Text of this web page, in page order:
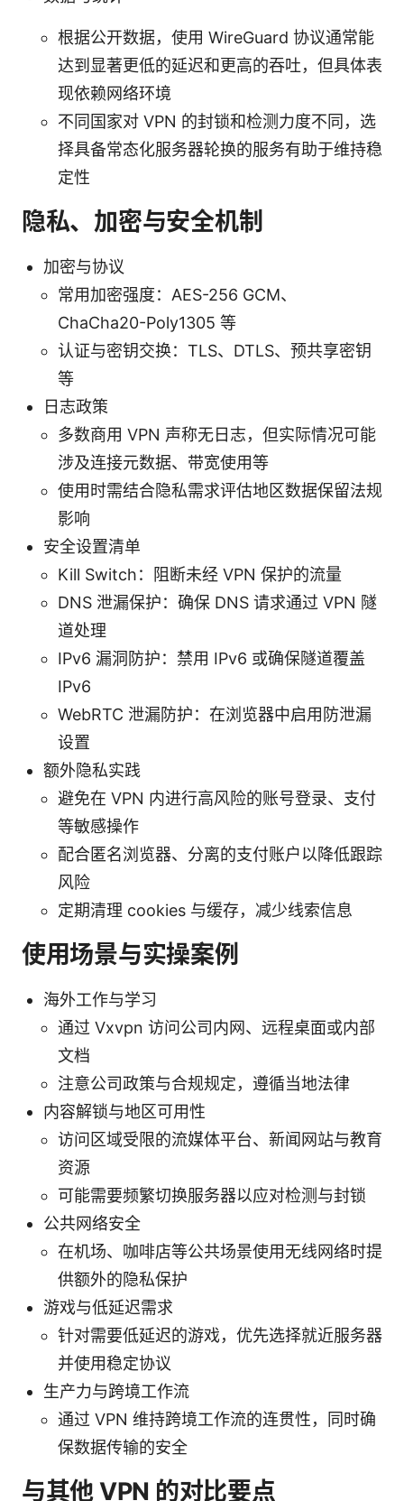
根据公开数据，使用 WireGuard 协议通常能
达到显著更低的延迟和更高的吞吐，但具体表
现依赖网络环境
不同国家对 VPN 的封锁和检测力度不同，选
择具备常态化服务器轮换的服务有助于维持稳
定性
隐私、加密与安全机制
加密与协议
常用加密强度：AES-256 GCM、
ChaCha20-Poly1305 等
认证与密钥交换：TLS、DTLS、预共享密钥
等
日志政策
多数商用 VPN 声称无日志，但实际情况可能
涉及连接元数据、带宽使用等
使用时需结合隐私需求评估地区数据保留法规
影响
安全设置清单
Kill Switch：阻断未经 VPN 保护的流量
DNS 泄漏保护：确保 DNS 请求通过 VPN 隧
道处理
IPv6 漏洞防护：禁用 IPv6 或确保隧道覆盖
IPv6
WebRTC 泄漏防护：在浏览器中启用防泄漏
设置
额外隐私实践
避免在 VPN 内进行高风险的账号登录、支付
等敏感操作
配合匿名浏览器、分离的支付账户以降低跟踪
风险
定期清理 cookies 与缓存，减少线索信息
使用场景与实操案例
海外工作与学习
通过 Vxvpn 访问公司内网、远程桌面或内部
文档
注意公司政策与合规规定，遵循当地法律
内容解锁与地区可用性
访问区域受限的流媒体平台、新闻网站与教育
资源
可能需要频繁切换服务器以应对检测与封锁
公共网络安全
在机场、咖啡店等公共场景使用无线网络时提
供额外的隐私保护
游戏与低延迟需求
针对需要低延迟的游戏，优先选择就近服务器
并使用稳定协议
生产力与跨境工作流
通过 VPN 维持跨境工作流的连贯性，同时确
保数据传输的安全
与其他 VPN 的对比要点